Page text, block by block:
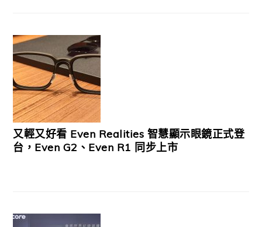
又輕又好看 Even Realities 智慧顯示眼鏡正式登
台，Even G2、Even R1 同步上市